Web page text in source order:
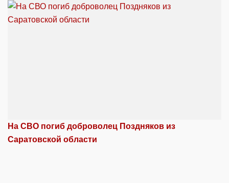
На СВО погиб доброволец Поздняков из
Саратовской области